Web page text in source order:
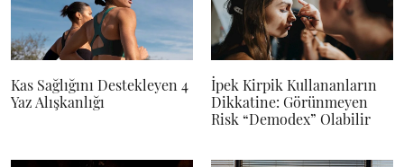
Kas Sağlığını Destekleyen 4
Yaz Alışkanlığı
İpek Kirpik Kullananların
Dikkatine: Görünmeyen
Risk “Demodex” Olabilir